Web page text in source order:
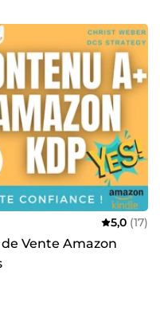
5,0 (17)
Vente Amazon